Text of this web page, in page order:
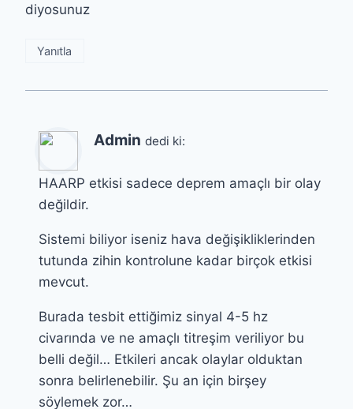
diyosunuz
Yanıtla
Admin dedi ki:
HAARP etkisi sadece deprem amaçlı bir olay
değildir.
Sistemi biliyor iseniz hava değişikliklerinden
tutunda zihin kontrolune kadar birçok etkisi
mevcut.
Burada tesbit ettiğimiz sinyal 4-5 hz
civarında ve ne amaçlı titreşim veriliyor bu
belli değil… Etkileri ancak olaylar olduktan
sonra belirlenebilir. Şu an için birşey
söylemek zor…